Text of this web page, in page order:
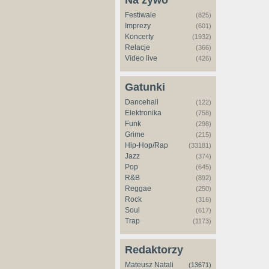
Festiwale (825)
Imprezy (601)
Koncerty (1932)
Relacje (366)
Video live (426)
Gatunki
Dancehall (122)
Elektronika (758)
Funk (298)
Grime (215)
Hip-Hop/Rap (33181)
Jazz (374)
Pop (645)
R&B (892)
Reggae (250)
Rock (316)
Soul (617)
Trap (1173)
Redaktorzy
Mateusz Natali (13671)